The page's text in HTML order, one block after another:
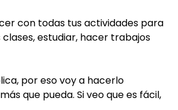
con todas tus actividades para
estudiar, hacer trabajos
por eso voy a hacerlo
que pueda. Si veo que es fácil,